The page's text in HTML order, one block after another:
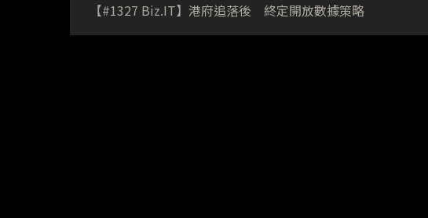
【#1327 Biz.IT】港府追落後 終定開放數據策略